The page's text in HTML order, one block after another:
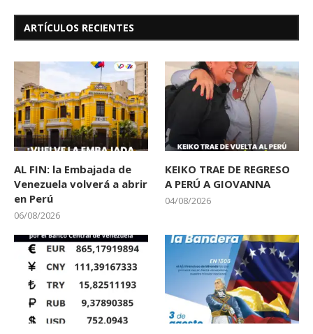
ARTÍCULOS RECIENTES
AL FIN: la Embajada de
Venezuela volverá a abrir
en Perú
06/08/2026
KEIKO TRAE DE REGRESO
A PERÚ A GIOVANNA
04/08/2026